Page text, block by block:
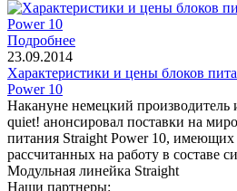
Подробнее
23.09.2014
Характеристики и цены блоков
Power 10
Накануне немецкий производитель
quiet! анонсировал поставки на
питания Straight Power 10,
рассчитанных на работу в составе
Модульная линейка Straight
Наши партнеры: